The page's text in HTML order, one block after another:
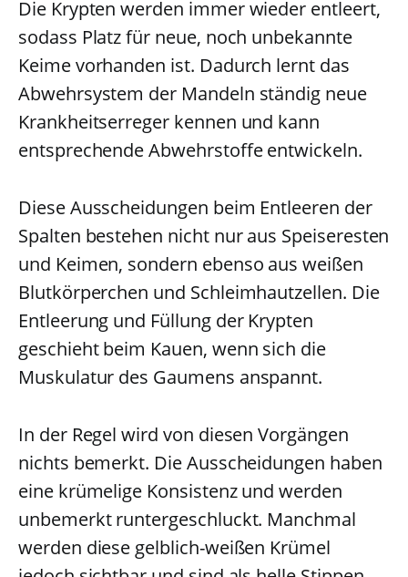
Die Krypten werden immer wieder entleert,
sodass Platz für neue, noch unbekannte
Keime vorhanden ist. Dadurch lernt das
Abwehrsystem der Mandeln ständig neue
Krankheitserreger kennen und kann
entsprechende Abwehrstoffe entwickeln.
Diese Ausscheidungen beim Entleeren der
Spalten bestehen nicht nur aus Speiseresten
und Keimen, sondern ebenso aus weißen
Blutkörperchen und Schleimhautzellen. Die
Entleerung und Füllung der Krypten
geschieht beim Kauen, wenn sich die
Muskulatur des Gaumens anspannt.
In der Regel wird von diesen Vorgängen
nichts bemerkt. Die Ausscheidungen haben
eine krümelige Konsistenz und werden
unbemerkt runtergeschluckt. Manchmal
werden diese gelblich-weißen Krümel